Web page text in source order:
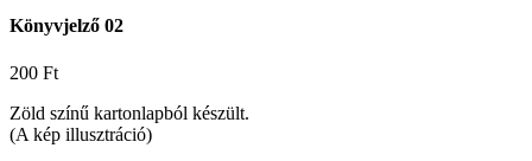
Könyvjelző 02
200 Ft
Zöld színű kartonlapból készült.
(A kép illusztráció)